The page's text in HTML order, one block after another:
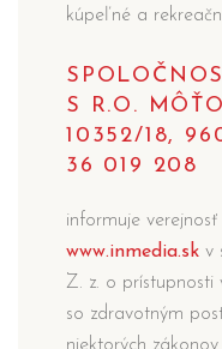
kúpeľné a
S R.O.
10352/18,
36 019 208
informuje
www.inmedia.sk v
Z. z. o prístupnosti
so zdravotným